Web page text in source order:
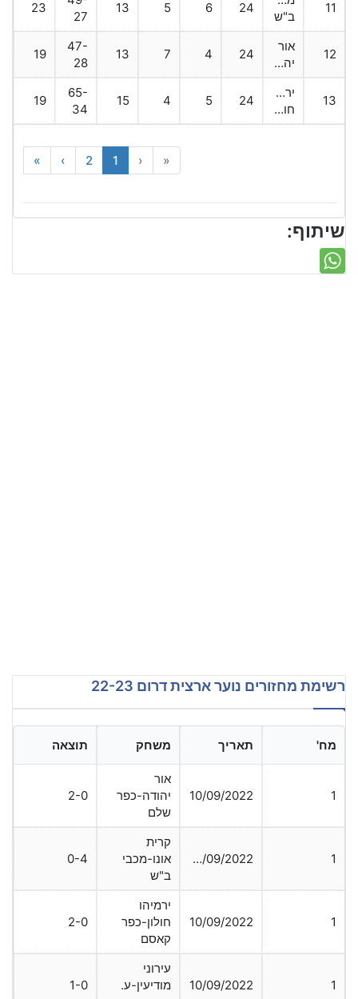
11
ב"ש
24
6
5
13
27
23
12
אור
יהודה
24
4
7
13
47-
28
19
13
ירמיהו
חולון
24
5
4
15
65-
34
19
«
‹
1
2
›
»
שיתוף:
רשימת מחזורים נוער ארצית דרום 22-23
מח' תאריך משחק תוצאה
1
10/09/2022
אור
יהודה-כפר
שלם
2-0
1
13/09/2022
קרית
אונו-מכבי
ב"ש
0-4
1
10/09/2022
ירמיהו
חולון-כפר
קאסם
2-0
1
10/09/2022
עירוני
מודיעין-ע.
1-0